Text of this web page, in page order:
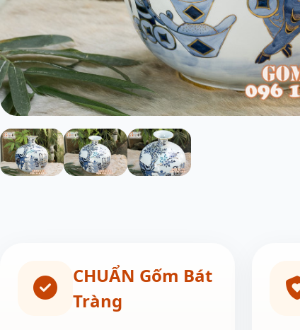
CHUẨN Gốm Bát
Tràng